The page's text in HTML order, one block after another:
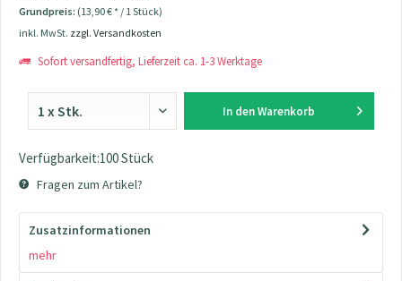
Grundpreis: (13,90 € * / 1 Stück)
inkl. MwSt. zzgl. Versandkosten
Sofort versandfertig, Lieferzeit ca. 1-3 Werktage
In den Warenkorb
Verfügbarkeit:100 Stück
Fragen zum Artikel?
Zusatzinformationen
mehr